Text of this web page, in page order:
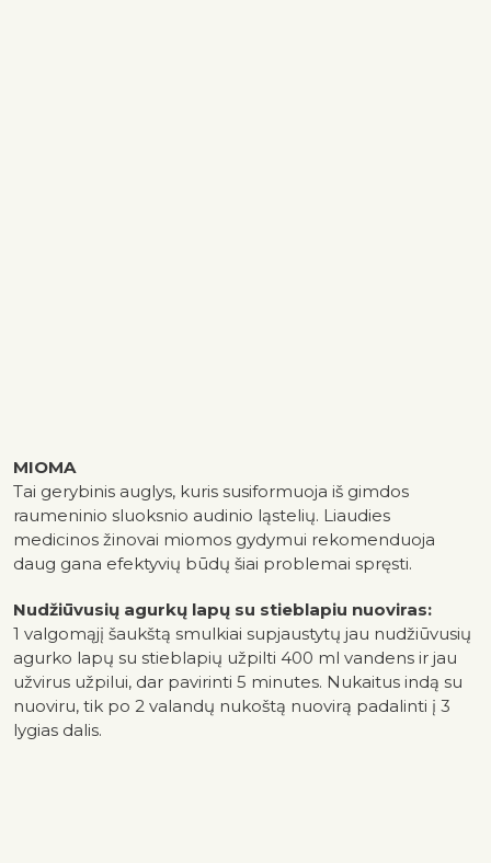
MIOMA
Tai gerybinis auglys, kuris susiformuoja iš gimdos
raumeninio sluoksnio audinio ląstelių. Liaudies
medicinos žinovai miomos gydymui rekomenduoja
daug gana efektyvių būdų šiai problemai spręsti.
Nudžiūvusių agurkų lapų su stieblapiu nuoviras:
1 valgomąjį šaukštą smulkiai supjaustytų jau nudžiūvusių
agurko lapų su stieblapių užpilti 400 ml vandens ir jau
užvirus užpilui, dar pavirinti 5 minutes. Nukaitus indą su
nuoviru, tik po 2 valandų nukoštą nuovirą padalinti į 3
lygias dalis.